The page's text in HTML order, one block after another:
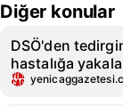
Diğer konular
DSÖ'den
hastalığa